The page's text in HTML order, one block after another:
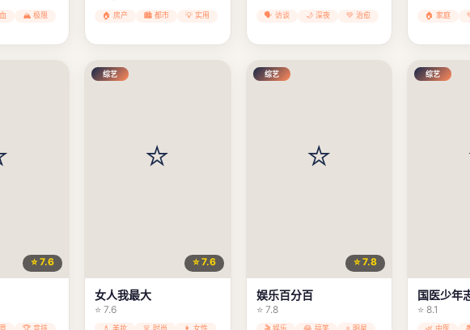
🏔️ 极限 🏠 房产 🏙️ 都市 💡 实用 🗣️ 访谈 🌙 深夜 💚 治愈 🏠 家庭
⭐ 7.6
🏆 竞技
综艺
⭐ 7.6
女人我最大
⭐ 7.6
💄 美妆 👗 时尚 👩 女性
综艺
⭐ 7.8
娱乐百分百
⭐ 7.8
🎬 娱乐 😂 搞笑 ⭐ 明星
综艺
国医少年
⭐ 8.1
🌿 中医